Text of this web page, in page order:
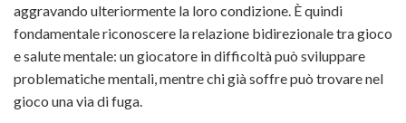
aggravando ulteriormente la loro condizione. È quindi
fondamentale riconoscere la relazione bidirezionale tra gioco
e salute mentale: un giocatore in difficoltà può sviluppare
problematiche mentali, mentre chi già soffre può trovare nel
gioco una via di fuga.